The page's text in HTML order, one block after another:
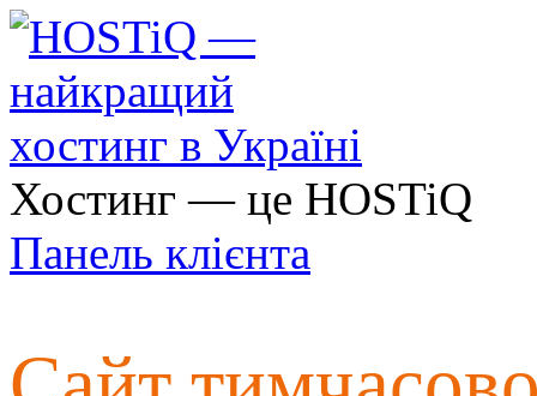
Хостинг — це HOSTiQ
Панель клієнта